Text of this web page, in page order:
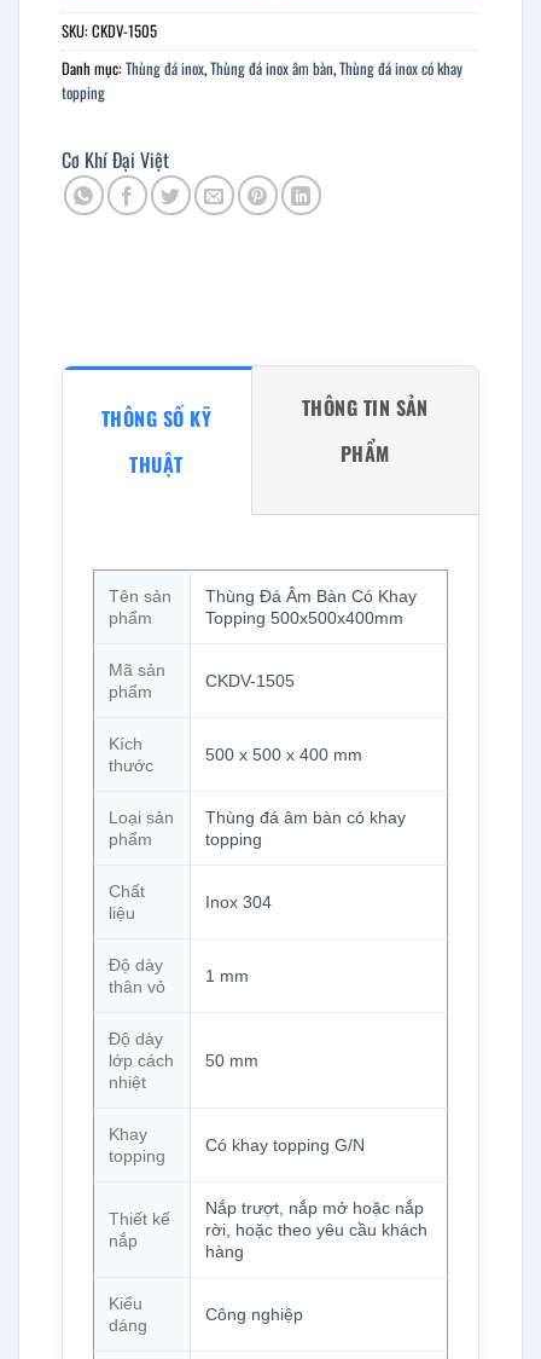
SKU:CKDV-1505
Danh mục:Thùng đá inox,Thùng đá inox âm bàn,Thùng đá inox có khay
topping
Cơ Khí Đại Việt
THÔNG SỐ KỸ
THUẬT
THÔNG TIN SẢN
PHẨM
Tên sản
phẩm
Thùng Đá Âm Bàn Có Khay
Topping 500x500x400mm
Mã sản
phẩm
CKDV-1505
Kích
thước
500 x 500 x 400 mm
Loại sản
phẩm
Thùng đá âm bàn có khay
topping
Chất
liệu
Inox 304
Độ dày
thân vỏ
1 mm
Độ dày
lớp cách
nhiệt
50 mm
Khay
topping
Có khay topping G/N
Thiết kế
nắp
Nắp trượt, nắp mở hoặc nắp
rời, hoặc theo yêu cầu khách
hàng
Kiểu
dáng
Công nghiệp